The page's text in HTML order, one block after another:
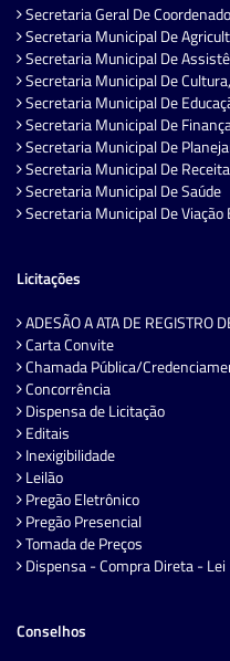
Secretaria Geral De
Secretaria Municipal De
Secretaria Municipal De
Secretaria Municipal De
Secretaria Municipal De
Secretaria Municipal De
Secretaria Municipal De
Secretaria Municipal De
Secretaria Municipal De Saúde
Secretaria Municipal De Viação
Licitações
ADESÃO A ATA DE REGISTRO
Carta Convite
Chamada Pública/
Concorrência
Dispensa de Licitação
Editais
Inexigibilidade
Leilão
Pregão Eletrônico
Pregão Presencial
Tomada de Preços
Dispensa - Compra Direta -
Conselhos